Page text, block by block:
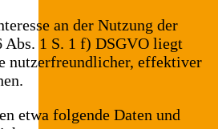
an der Nutzung der
Abs. 1 S. 1 f) DSGVO liegt
nutzerfreundlicher, effektiver
etwa folgende Daten und